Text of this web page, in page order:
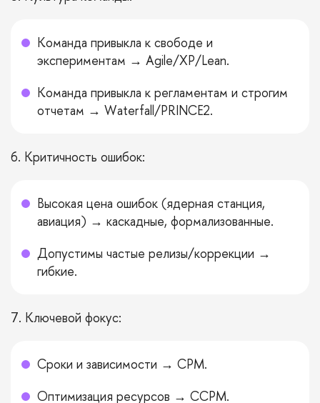
Команда привыкла к свободе и
экспериментам → Agile/XP/Lean.
Команда привыкла к регламентам и строгим
отчетам → Waterfall/PRINCE2.
6. Критичность ошибок:
Высокая цена ошибок (ядерная станция,
авиация) → каскадные, формализованные.
Допустимы частые релизы/коррекции →
гибкие.
7. Ключевой фокус:
Сроки и зависимости → CPM.
Оптимизация ресурсов → CCPM.